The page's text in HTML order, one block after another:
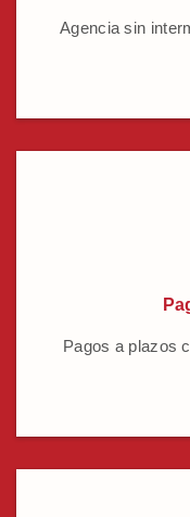
Agencia sin
Pagos a plazos